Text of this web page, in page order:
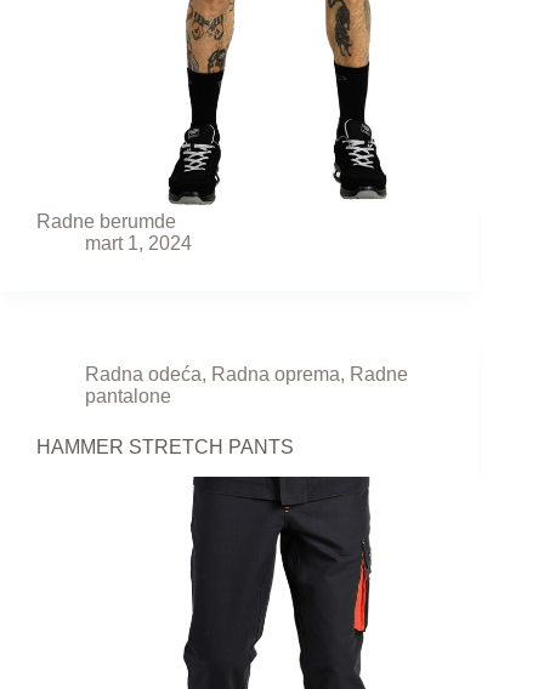
Radne berumde
mart 1, 2024
Radna odeća, Radna oprema, Radne
pantalone
HAMMER STRETCH PANTS